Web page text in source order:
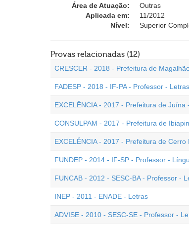
Área de Atuação:
Outras
Aplicada em:
11/2012
Nível:
Superior
Provas relacionadas (12)
CRESCER - 2018 - Prefeitura de
FADESP - 2018 - IF-PA - Professor - Letras
EXCELÊNCIA - 2017 - Prefeitura de
CONSULPAM - 2017 - Prefeitura de
EXCELÊNCIA - 2017 - Prefeitura de
FUNDEP - 2014 - IF-SP - Professor -
FUNCAB - 2012 - SESC-BA - Professor -
INEP - 2011 - ENADE - Letras
ADVISE - 2010 - SESC-SE - Professor -